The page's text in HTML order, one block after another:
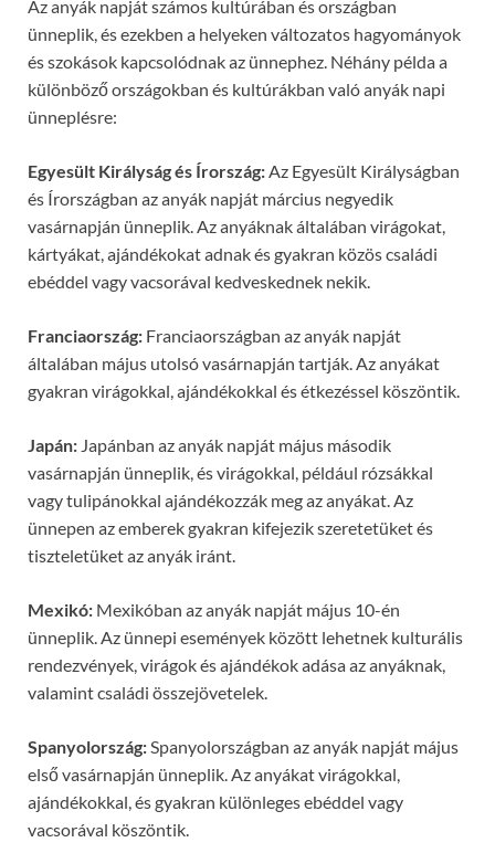
Az anyák napját számos kultúrában és országban
ünneplik, és ezekben a helyeken változatos hagyományok
és szokások kapcsolódnak az ünnephez. Néhány példa a
különböző országokban és kultúrákban való anyák napi
ünneplésre:
Egyesült Királyság és Írország:Az Egyesült Királyságban
és Írországban az anyák napját március negyedik
vasárnapján ünneplik. Az anyáknak általában virágokat,
kártyákat, ajándékokat adnak és gyakran közös családi
ebéddel vagy vacsorával kedveskednek nekik.
Franciaország: Franciaországban az anyák napját
általában május utolsó vasárnapján tartják. Az anyákat
gyakran virágokkal, ajándékokkal és étkezéssel köszöntik.
Japán: Japánban az anyák napját május második
vasárnapján ünneplik, és virágokkal, például rózsákkal
vagy tulipánokkal ajándékozzák meg az anyákat. Az
ünnepen az emberek gyakran kifejezik szeretetüket és
tiszteletüket az anyák iránt.
Mexikó: Mexikóban az anyák napját május 10-én
ünneplik. Az ünnepi események között lehetnek kulturális
rendezvények, virágok és ajándékok adása az anyáknak,
valamint családi összejövetelek.
Spanyolország:Spanyolországban az anyák napját május
első vasárnapján ünneplik. Az anyákat virágokkal,
ajándékokkal, és gyakran különleges ebéddel vagy
vacsorával köszöntik.